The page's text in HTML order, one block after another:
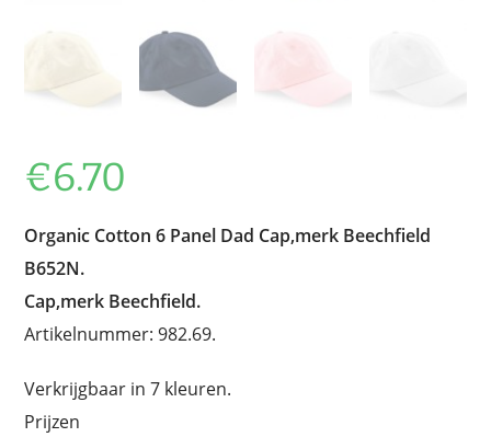
€6.70
Organic Cotton 6 Panel Dad Cap,merk Beechfield
B652N.
Cap,merk Beechfield.
Artikelnummer: 982.69.
Verkrijgbaar in 7 kleuren.
Prijzen